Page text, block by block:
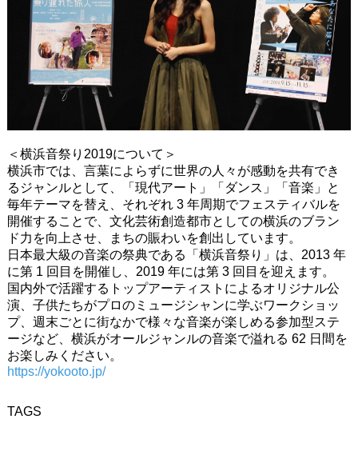
＜横浜音祭り2019について＞
横浜市では、言葉によらずに世界の人々が感動を共有でき
るジャンルとして、「現代アート」「ダンス」「音楽」と
毎年テーマを替え、それぞれ 3 年周期でフェスティバルを
開催することで、文化芸術創造都市としての横浜のブラン
ド力を向上させ、まちの賑わいを創出しています。
日本最大級の音楽の祭典である「横浜音祭り」は、2013 年
に第 1 回目を開催し、2019 年には第 3 回目を迎えます。
国内外で活躍するトップアーティストによるオリジナル公
演、子供たちがプロのミュージシャンに学ぶワークショッ
プ、週末ごとに街なかで様々な音楽が楽しめる参加型ステ
ージなど、横浜がオールジャンルの音楽で溢れる 62 日間を
お楽しみください。
https://yokooto.jp/